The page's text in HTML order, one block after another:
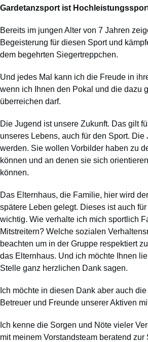
Gardetanzsport ist
Bereits im jungen Alter von 7 Jahren
Begeisterung für diesen Sport und
dem begehrten Siegertreppchen.
Und jedes Mal kann ich die Freude in
wenn ich Ihnen den Pokal und die dazu
überreichen darf.
Die Jugend ist unsere Zukunft. Das gilt
unseres Lebens, auch für den Sport. Die
werden. Sie wollen Vorbilder haben zu
können und an denen sie sich
können.
Das Elternhaus, die Familie, hier wird
spätere Leben gelegt. Dieses ist auch
wichtig. Wie verhalte ich mich sportlich
Mitstreitern? Welche sozialen
beachten um in der Gruppe respektiert
das Elternhaus. Und ich möchte Ihnen
Stelle ganz herzlichen Dank sagen.
Ich möchte in diesen Dank aber auch
Betreuer und Freunde unserer Aktiven
Ich kenne die Sorgen und Nöte vieler
mit meinem Vorstandsteam beratend zur